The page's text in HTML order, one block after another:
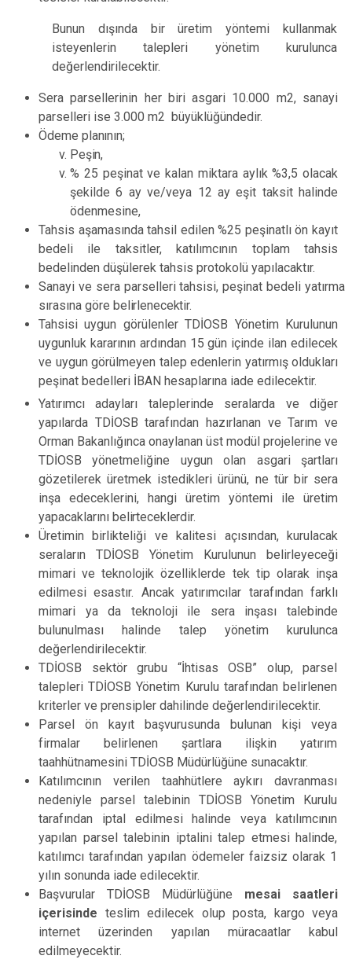
Bunun dışında bir üretim yöntemi kullanmak
isteyenlerin talepleri yönetim kurulunca
değerlendirilecektir.
Sera parsellerinin her biri asgari 10.000 m2, sanayi
parselleri ise 3.000 m2 büyüklüğündedir.
Ödeme planının;
Peşin,
% 25 peşinat ve kalan miktara aylık %3,5 olacak
şekilde 6 ay ve/veya 12 ay eşit taksit halinde
ödenmesine,
Tahsis aşamasında tahsil edilen %25 peşinatlı ön kayıt
bedeli ile taksitler, katılımcının toplam tahsis
bedelinden düşülerek tahsis protokolü yapılacaktır.
Sanayi ve sera parselleri tahsisi, peşinat bedeli yatırma
sırasına göre belirlenecektir.
Tahsisi uygun görülenler TDİOSB Yönetim Kurulunun
uygunluk kararının ardından 15 gün içinde ilan edilecek
ve uygun görülmeyen talep edenlerin yatırmış oldukları
peşinat bedelleri İBAN hesaplarına iade edilecektir.
Yatırımcı adayları taleplerinde seralarda ve diğer
yapılarda TDİOSB tarafından hazırlanan ve Tarım ve
Orman Bakanlığınca onaylanan üst modül projelerine ve
TDİOSB yönetmeliğine uygun olan asgari şartları
gözetilerek üretmek istedikleri ürünü, ne tür bir sera
inşa edeceklerini, hangi üretim yöntemi ile üretim
yapacaklarını belirteceklerdir.
Üretimin birlikteliği ve kalitesi açısından, kurulacak
seraların TDİOSB Yönetim Kurulunun belirleyeceği
mimari ve teknolojik özelliklerde tek tip olarak inşa
edilmesi esastır. Ancak yatırımcılar tarafından farklı
mimari ya da teknoloji ile sera inşası talebinde
bulunulması halinde talep yönetim kurulunca
değerlendirilecektir.
TDİOSB sektör grubu “İhtisas OSB” olup, parsel
talepleri TDİOSB Yönetim Kurulu tarafından belirlenen
kriterler ve prensipler dahilinde değerlendirilecektir.
Parsel ön kayıt başvurusunda bulunan kişi veya
firmalar belirlenen şartlara ilişkin yatırım
taahhütnamesini TDİOSB Müdürlüğüne sunacaktır.
Katılımcının verilen taahhütlere aykırı davranması
nedeniyle parsel talebinin TDİOSB Yönetim Kurulu
tarafından iptal edilmesi halinde veya katılımcının
yapılan parsel talebinin iptalini talep etmesi halinde,
katılımcı tarafından yapılan ödemeler faizsiz olarak 1
yılın sonunda iade edilecektir.
Başvurular TDİOSB Müdürlüğüne mesai saatleri
içerisinde teslim edilecek olup posta, kargo veya
internet üzerinden yapılan müracaatlar kabul
edilmeyecektir.